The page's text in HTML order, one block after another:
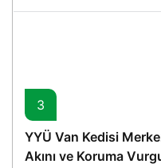
3
YYÜ Van Kedisi
Akını ve Koruma